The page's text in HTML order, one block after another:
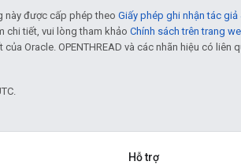
này được cấp phép theo Giấy phép ghi nhận tác
chi tiết, vui lòng tham khảo Chính sách trên trang
Oracle. OPENTHREAD và các nhãn hiệu có
Hỗ trợ